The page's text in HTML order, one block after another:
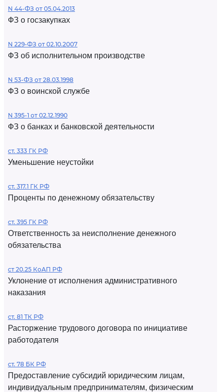
N 44-ФЗ от 05.04.2013
ФЗ о госзакупках
N 229-ФЗ от 02.10.2007
ФЗ об исполнительном производстве
N 53-ФЗ от 28.03.1998
ФЗ о воинской службе
N 395-1 от 02.12.1990
ФЗ о банках и банковской деятельности
ст. 333 ГК РФ
Уменьшение неустойки
ст. 317.1 ГК РФ
Проценты по денежному обязательству
ст. 395 ГК РФ
Ответственность за неисполнение денежного
обязательства
ст 20.25 КоАП РФ
Уклонение от исполнения административного
наказания
ст. 81 ТК РФ
Расторжение трудового договора по инициативе
работодателя
ст. 78 БК РФ
Предоставление субсидий юридическим лицам,
индивидуальным предпринимателям, физическим